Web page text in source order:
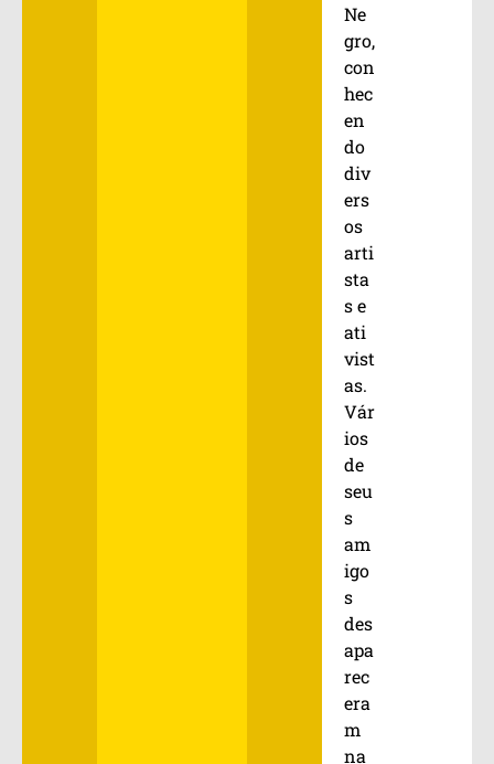
Ne
gro,
con
hec
en
do
div
ers
os
arti
sta
s e
ati
vist
as.
Vár
ios
de
seu
s
am
igo
s
des
apa
rec
era
m
na